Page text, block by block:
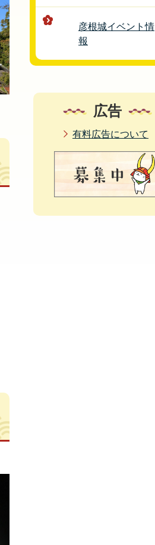
彦根城イベント情
報
広告
有料広告について